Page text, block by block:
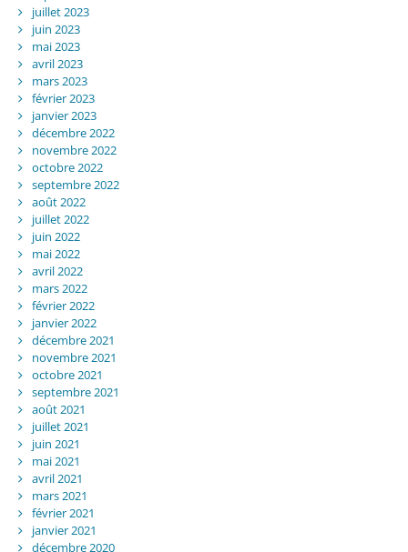
juillet 2023
juin 2023
mai 2023
avril 2023
mars 2023
février 2023
janvier 2023
décembre 2022
novembre 2022
octobre 2022
septembre 2022
août 2022
juillet 2022
juin 2022
mai 2022
avril 2022
mars 2022
février 2022
janvier 2022
décembre 2021
novembre 2021
octobre 2021
septembre 2021
août 2021
juillet 2021
juin 2021
mai 2021
avril 2021
mars 2021
février 2021
janvier 2021
décembre 2020